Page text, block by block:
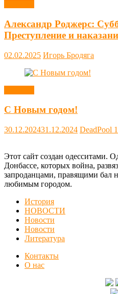
Александр Роджерс:
Преступление и
02.02.2025 Игорь Бродяга
С Новым годом!
30.12.202431.12.2024 DeadPool 1
Этот сайт создан одесситами.
Донбассе, которых война,
запроданцами, правящими бал
любимым городом.
История
НОВОСТИ
Новости
Новости
Литература
Контакты
О нас